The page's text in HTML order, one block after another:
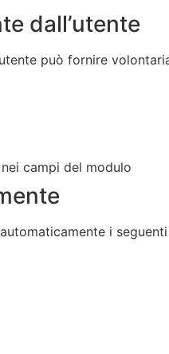
dall’utente
può fornire
campi del modulo
i